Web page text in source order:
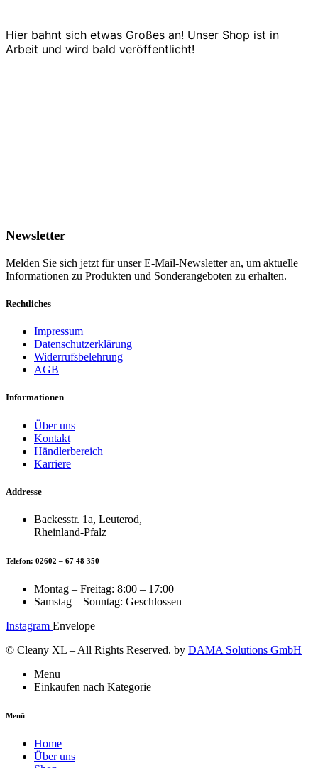
Hier bahnt sich etwas Großes an! Unser Shop ist in
Arbeit und wird bald veröffentlicht!
Newsletter
Melden Sie sich jetzt für unser E-Mail-Newsletter an, um aktuelle
Informationen zu Produkten und Sonderangeboten zu erhalten.
Rechtliches
Impressum
Datenschutzerklärung
Widerrufsbelehrung
AGB
Informationen
Über uns
Kontakt
Händlerbereich
Karriere
Addresse
Backesstr. 1a, Leuterod,
Rheinland-Pfalz
Telefon: 02602 – 67 48 350
Montag – Freitag: 8:00 – 17:00
Samstag – Sonntag: Geschlossen
Instagram Envelope
© Cleany XL – All Rights Reserved. by DAMA Solutions GmbH
Menu
Einkaufen nach Kategorie
Menü
Home
Über uns